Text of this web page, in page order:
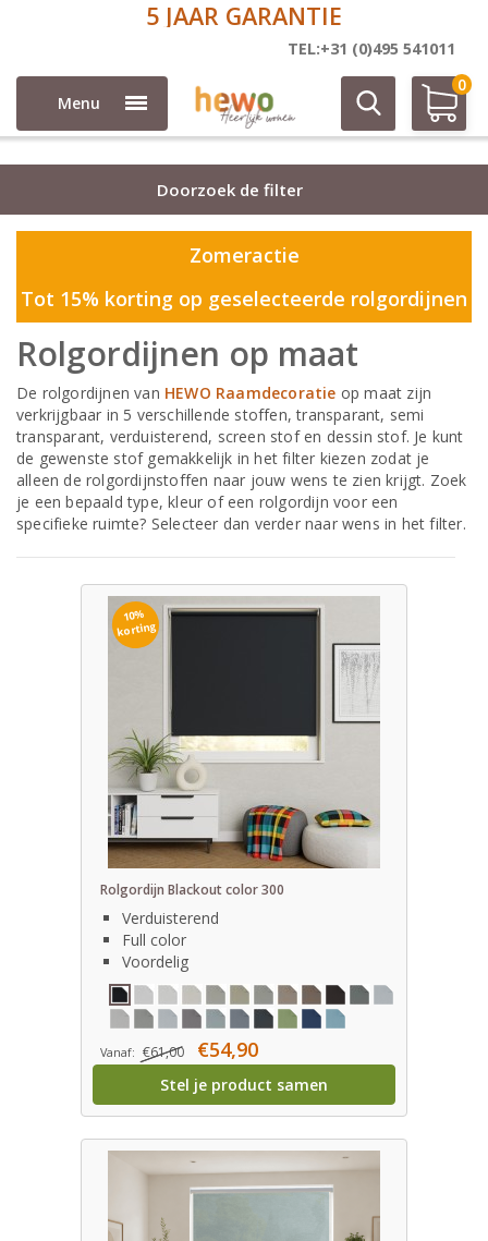
5 JAAR GARANTIE
TEL:+31 (0)495 541011
Menu
0
Rolgordijnen
Doorzoek de filter
Zomeractie
Tot 15% korting op geselecteerde rolgordijnen
Rolgordijnen op maat
De rolgordijnen van HEWO Raamdecoratie op maat zijn
verkrijgbaar in 5 verschillende stoffen, transparant, semi
transparant, verduisterend, screen stof en dessin stof. Je kunt
de gewenste stof gemakkelijk in het filter kiezen zodat je
alleen de rolgordijnstoffen naar jouw wens te zien krijgt. Zoek
je een bepaald type, kleur of een rolgordijn voor een
specifieke ruimte? Selecteer dan verder naar wens in het filter.
10%
korting
Rolgordijn Blackout color 300
Verduisterend
Full color
Voordelig
Vanaf: €61,00 €54,90
Stel je product samen